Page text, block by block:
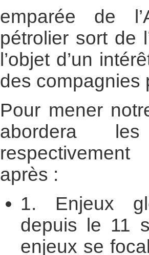
emparée de
pétrolier sort de
l’objet d’un
des compagnies
Pour mener
abordera
après :
1. Enjeux
depuis le 11
enjeux se